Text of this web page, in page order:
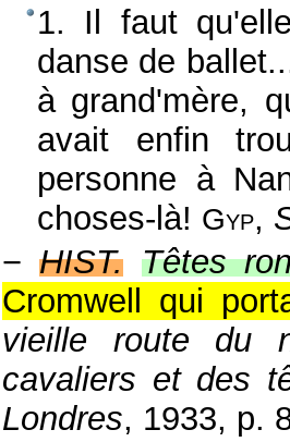
1. Il faut
danse de
à grand'mère,
avait enfin
personne à
choses-là! Gyp,
−HIST. Têtes
Cromwell qui
vieille route du
cavaliers et des
Londres, 1933, p.